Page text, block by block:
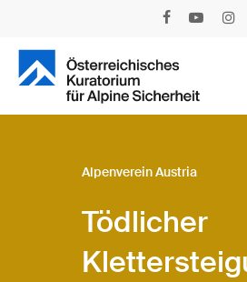
main
content
facebookyoutube
Alpenverein Austria
Tödlicher